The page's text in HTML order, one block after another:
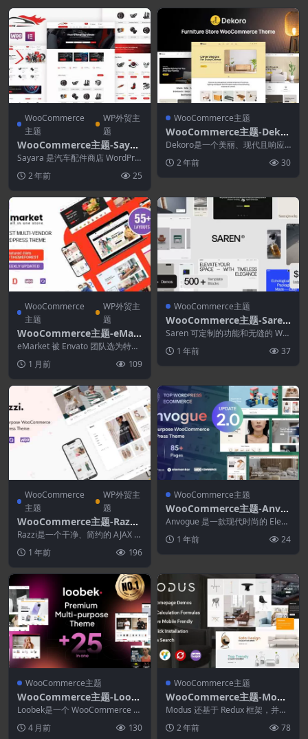
WooCommerce
主题
WP外贸主
题
WooCommerce主题-Sayar
a 1.2.2–汽车配件店WooCo
mmerce WordPress主题
Sayara 是汽车配件商店 WordPre
2 年前 25
WooCommerce主题
WooCommerce主题-Dekor
o 1.0.3–家具店WooComme
rce主题
Dekoro是一个美丽、现代且响应
2 年前 30
WooCommerce
主题
WP外贸主
题
WooCommerce主题-eMar
ket 8.2.3–多用途WooCom
merce主题
eMarket 被 Envato 团队选为特色
年...1 月前 109
WooCommerce主题
WooCommerce主题-Saren
1.5.5–多概念WooCommerc
e WordPress主题
Saren 可定制的功能和无缝的 Wo
精品...1 年前 37
WooCommerce
主题
WP外贸主
题
WooCommerce主题-Razzi
2.2.9-多用途WooCommerc
e WordPress主题
Razzi是一个干净、简约的 AJAX W
1 年前 196
WooCommerce主题
WooCommerce主题-Anvo
gue 2.0.2–多用途 WooCom
merce WordPress主题
Anvogue 是一款现代时尚的 Elem
1 年前 24
WooCommerce主题
WooCommerce主题-Loob
ek 1.5.5–Elementor多用途
WooCommerce主题
Loobek是一个 WooCommerce W
ordPress 主题，专为在线商...
4 月前 130
WooCommerce主题
WooCommerce主题-Modu
s 2.1.1–现代家具WooCom
merce主题
Modus 还基于 Redux 框架，并由
强大的管理面板和许多其他流行插
件提供支...
2 年前 78